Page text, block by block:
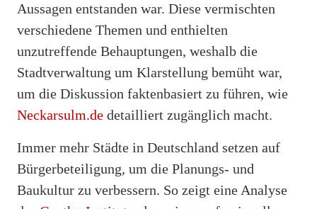
Aussagen entstanden war. Diese vermischten
verschiedene Themen und enthielten
unzutreffende Behauptungen, weshalb die
Stadtverwaltung um Klarstellung bemüht war,
um die Diskussion faktenbasiert zu führen, wie
Neckarsulm.de detailliert zugänglich macht.
Immer mehr Städte in Deutschland setzen auf
Bürgerbeteiligung, um die Planungs- und
Baukultur zu verbessern. So zeigt eine Analyse